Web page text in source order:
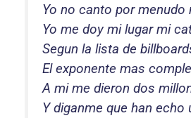
Yo no canto por
Yo me doy mi lugar mi
Segun la lista de
El exponente mas
A mi me dieron dos
Y diganme que han